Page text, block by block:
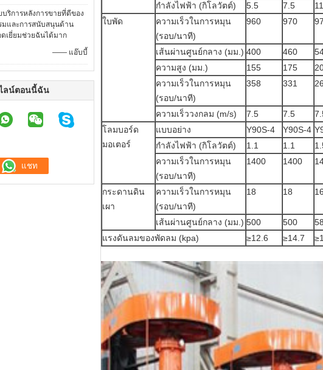
ริการหลังการขายที่ดีของ
มและการสนับสนุนด้าน
ดเยี่ยมช่วยฉันได้มาก
—— แอ๊บบี้
ลน์ตอนนี้ฉัน
กำลังไฟฟ้า (กิโลวัตต์)
5.5 7.5 11
ใบพัด
ความเร็วในการหมุน
(รอบ/นาที)
960 970
เส้นผ่านศูนย์กลาง (มม.) 400 460
ความสูง (มม.)
155 175
ความเร็วในการหมุน
(รอบ/นาที)
358 331
ความเร็ววงกลม (m/s) 7.5 7.5
โลมบอร์ด
มอเตอร์
แบบอย่าง Y90S-4 Y90S-4
กำลังไฟฟ้า (กิโลวัตต์)
1.1 1.1
ความเร็วในการหมุน
(รอบ/นาที)
1400 1400
กระดานดิน
เผา
ความเร็วในการหมุน
(รอบ/นาที)
18 18 16
เส้นผ่านศูนย์กลาง (มม.) 500 500
แรงดันลมของพัดลม (kpa)
≥12.6 ≥14.7